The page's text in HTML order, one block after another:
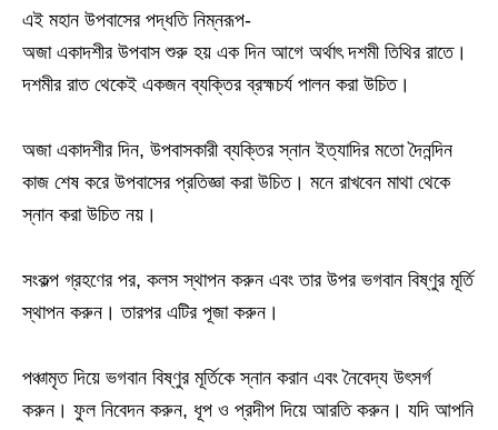
এই মহান উপবাসের পদ্ধতি নিম্নরূপ-
অজা একাদশীর উপবাস শুরু হয় এক দিন আগে অর্থাৎ দশমী তিথির রাতে।
দশমীর রাত থেকেই একজন ব্যক্তির ব্রহ্মচর্য পালন করা উচিত।
অজা একাদশীর দিন, উপবাসকারী ব্যক্তির স্নান ইত্যাদির মতো দৈনন্দিন
কাজ শেষ করে উপবাসের প্রতিজ্ঞা করা উচিত। মনে রাখবেন মাথা থেকে
স্নান করা উচিত নয়।
সংকল্প গ্রহণের পর, কলস স্থাপন করুন এবং তার উপর ভগবান বিষ্ণুর মূর্তি
স্থাপন করুন। তারপর এটির পূজা করুন।
পঞ্চামৃত দিয়ে ভগবান বিষ্ণুর মূর্তিকে স্নান করান এবং নৈবেদ্য উৎসর্গ
করুন। ফুল নিবেদন করুন, ধূপ ও প্রদীপ দিয়ে আরতি করুন। যদি আপনি